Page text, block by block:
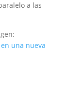
a las
una nueva